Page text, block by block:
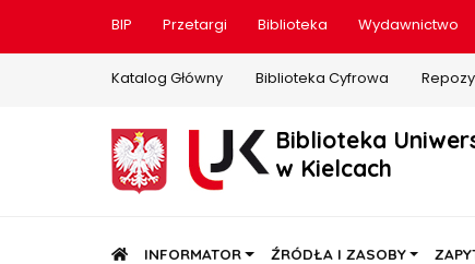
BIP Przetargi Biblioteka Wydawnictwo
Katalog Główny Biblioteka Cyfrowa
Biblioteka
w Kielcach
STRONA GŁÓWNA
INFORMATOR ŹRÓDŁA I ZASOBY